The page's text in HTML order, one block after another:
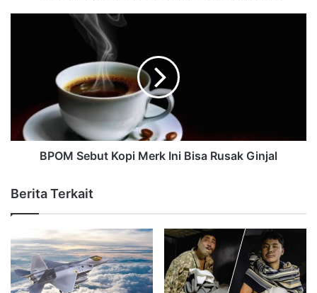
BPOM Sebut Kopi Merk Ini Bisa Rusak Ginjal
Berita Terkait